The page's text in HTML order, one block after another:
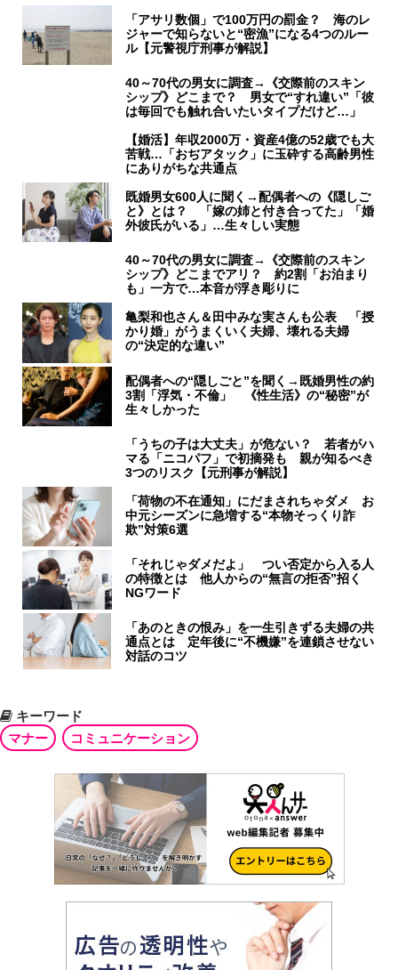
「アサリ数個」で100万円の罰金？ 海のレ
ジャーで知らないと“密漁”になる4つのルー
ル【元警視庁刑事が解説】
40～70代の男女に調査→《交際前のスキン
シップ》どこまで？ 男女で“すれ違い”「彼
は毎回でも触れ合いたいタイプだけど…」
【婚活】年収2000万・資産4億の52歳でも大
苦戦…「おぢアタック」に玉砕する高齢男性
にありがちな共通点
既婚男女600人に聞く→配偶者への《隠しご
と》とは？ 「嫁の姉と付き合ってた」「婚
外彼氏がいる」…生々しい実態
40～70代の男女に調査→《交際前のスキン
シップ》どこまでアリ？ 約2割「お泊まり
も」一方で…本音が浮き彫りに
亀梨和也さん＆田中みな実さんも公表 「授
かり婚」がうまくいく夫婦、壊れる夫婦
の“決定的な違い”
配偶者への“隠しごと”を聞く→既婚男性の約
3割「浮気・不倫」 《性生活》の“秘密”が
生々しかった
「うちの子は大丈夫」が危ない？ 若者がハ
マる「ニコパフ」で初摘発も 親が知るべき
3つのリスク【元刑事が解説】
「荷物の不在通知」にだまされちゃダメ お
中元シーズンに急増する“本物そっくり詐
欺”対策6選
「それじゃダメだよ」 つい否定から入る人
の特徴とは 他人からの“無言の拒否”招く
NGワード
「あのときの恨み」を一生引きずる夫婦の共
通点とは 定年後に“不機嫌”を連鎖させない
対話のコツ
キーワード
マナー
コミュニケーション